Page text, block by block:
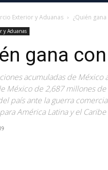
Exterior y Aduanas ¿Quién
y Aduanas
gana
acumuladas de México
México de 2,687 millones
país ante la guerra
América Latina y el Caribe